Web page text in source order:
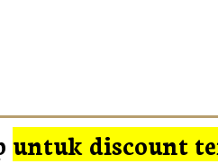
untuk discount